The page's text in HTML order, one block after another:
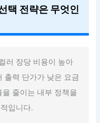
택 전략은 무엇인
러 장당 비용이 높아
출력 단가가 낮은 요금
줄이는 내부 정책을
입니다.